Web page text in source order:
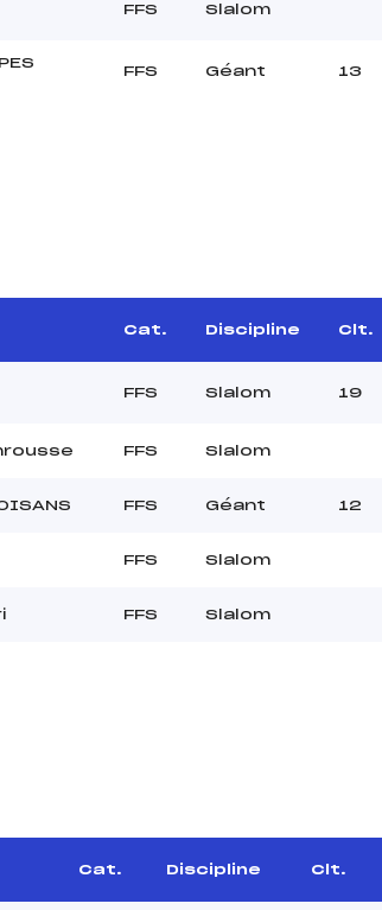
FFS Slalom
FFS Géant 13
Cat. Discipline Clt.
FFS Slalom 19
FFS Slalom
FFS Géant 12
FFS Slalom
FFS Slalom
Cat. Discipline Clt.